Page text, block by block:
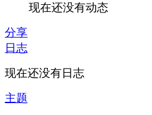
现在还没有动态
分享
日志
现在还没有日志
主题